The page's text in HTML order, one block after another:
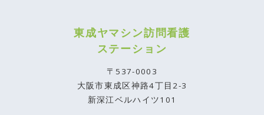
東成ヤマシン訪問看護
ステーション
〒537-0003
大阪市東成区神路4丁目2-3
新深江ベルハイツ101